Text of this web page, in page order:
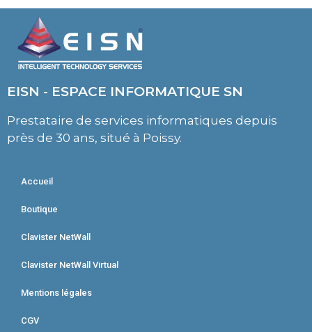
EISN - ESPACE INFORMATIQUE SN
Prestataire de services informatiques depuis
près de 30 ans, situé à Poissy.
Accueil
Boutique
Clavister NetWall
Clavister NetWall Virtual
Mentions légales
CGV